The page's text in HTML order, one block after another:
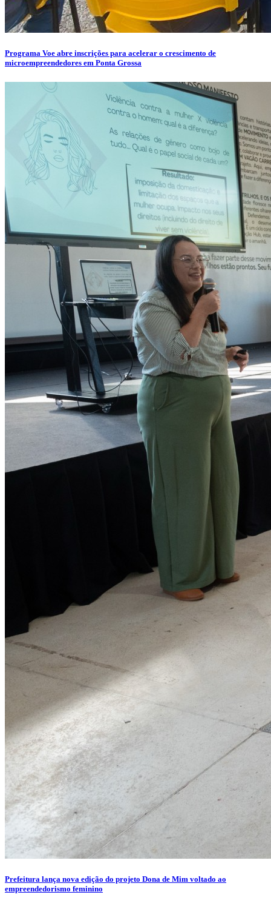
Programa Voe abre inscrições para acelerar o crescimento de
microempreendedores em Ponta Grossa
Prefeitura lança nova edição do projeto Dona de Mim voltado ao
empreendedorismo feminino